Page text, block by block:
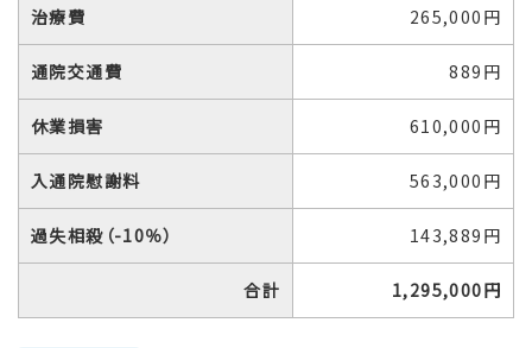
治療費 265,000円
通院交通費 889円
休業損害 610,000円
入通院慰謝料 563,000円
過失相殺（-10％） 143,889円
合計 1,295,000円